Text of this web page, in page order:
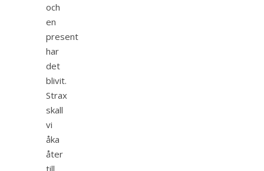
och
en
present
har
det
blivit.
Strax
skall
vi
åka
åter
till